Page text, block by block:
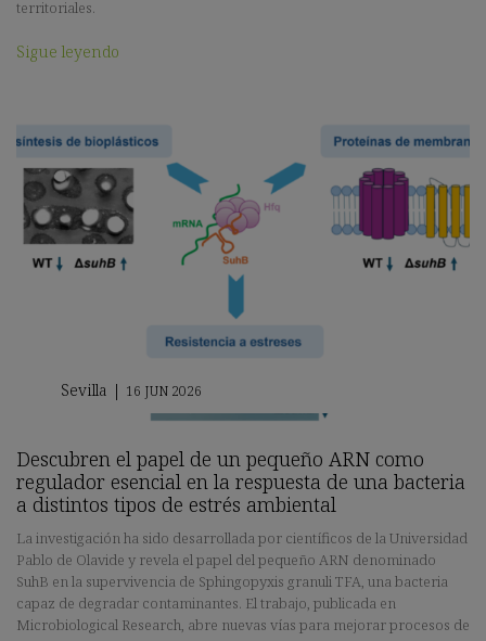
territoriales.
Sigue leyendo
Sevilla | 16 JUN 2026
Descubren el papel de un pequeño ARN como
regulador esencial en la respuesta de una bacteria
a distintos tipos de estrés ambiental
La investigación ha sido desarrollada por científicos de la Universidad
Pablo de Olavide y revela el papel del pequeño ARN denominado
SuhB en la supervivencia de Sphingopyxis granuli TFA, una bacteria
capaz de degradar contaminantes. El trabajo, publicada en
Microbiological Research, abre nuevas vías para mejorar procesos de